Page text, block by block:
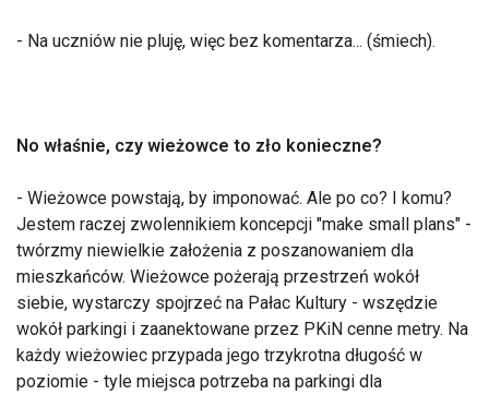
- Na uczniów nie pluję, więc bez komentarza... (śmiech).
No właśnie, czy wieżowce to zło konieczne?
- Wieżowce powstają, by imponować. Ale po co? I komu?
Jestem raczej zwolennikiem koncepcji "make small plans" -
twórzmy niewielkie założenia z poszanowaniem dla
mieszkańców. Wieżowce pożerają przestrzeń wokół
siebie, wystarczy spojrzeć na Pałac Kultury - wszędzie
wokół parkingi i zaanektowane przez PKiN cenne metry. Na
każdy wieżowiec przypada jego trzykrotna długość w
poziomie - tyle miejsca potrzeba na parkingi dla